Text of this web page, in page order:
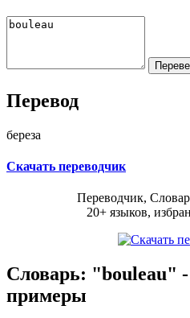
Перевод
береза
Скачать переводчик
Переводчик,
20+ языков,
Словарь: "bouleau"
примеры